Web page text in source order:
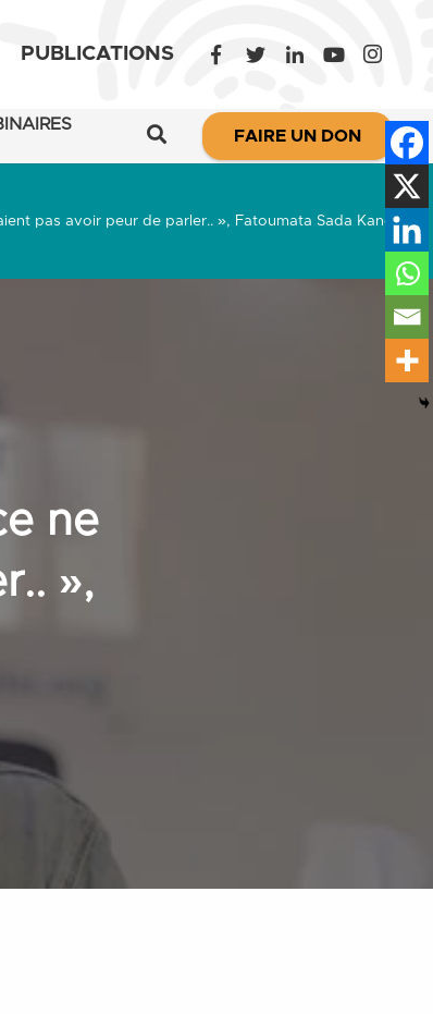
PUBLICATIONS
FAIRE UN DON
pas avoir peur de parler.. », Fatoumata Sada Kane
ne
»,